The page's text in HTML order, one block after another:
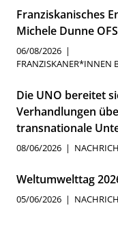
Franziskanisches
Michele Dunne OFS
06/08/2026
FRANZISKANER*INNEN
Die UNO bereitet
Verhandlungen
transnationale
08/06/2026
Weltumwelttag
05/06/2026